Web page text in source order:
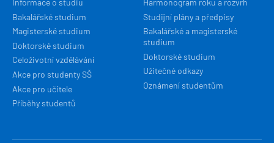
Informace o studiu
Bakalářské studium
Magisterské studium
Doktorské studium
Celoživotní vzdělávání
Akce pro studenty SŠ
Akce pro učitele
Příběhy studentů
Harmonogram roku a rozvrh
Studijní plány a předpisy
Bakalářské a magisterské
studium
Doktorské studium
Užitečné odkazy
Oznámení studentům